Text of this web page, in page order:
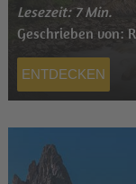
Lesezeit: 7 Min.
Geschrieben von:
ENTDECKEN